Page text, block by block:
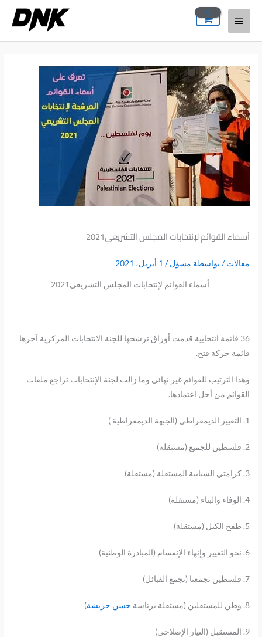
المحتوى
القائمة
الرئيسية
أسماء القوائم لإنتخابات المجلس التشريعي2021
مقالات/ بواسطة مسؤل/ 1 أبريل، 2021
أسماء القوائم لإنتخابات المجلس التشريعي2021
36 قائمة انتخابية قدمت أوراق ترشحها للجنة الانتخابات المركزية آخرها
قائمة حركة فتح.
وهذا الترتيب للقوائم غير نهائي وما زالت لجنة الإنتخابات تراجع ملفات
القوائم من أجل اعتمادها.
1. التغيير الديمقراطي (الجبهة الديمقراطية )
2. فلسطين للجميع (مستقلة)
3. كرامتي الشبابية المستقلة (مستقلة)
4. الوفاء والبناء (مستقلة)
5. طفح الكيل (مستقلة)
6. نحو التغيير وإنهاء الإنقسام (المبادرة الوطنية)
7. فلسطين تجمعنا (تجمع القبائل)
8. وطن للمستقلين (مستقلة برئاسة حسن خريشة)
9. المستقبل (التيار الإصلاحي)